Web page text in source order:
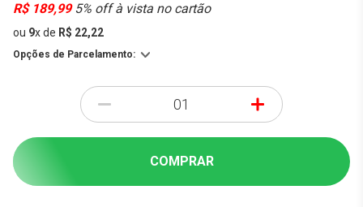
R$ 189,995% off à vista no cartão
ou 9xde R$ 22,22
Opções de Parcelamento:
- +
COMPRAR